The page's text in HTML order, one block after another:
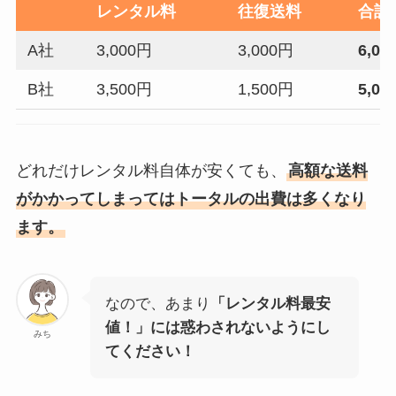
レンタル料 往復送料 合計
A社 3,000円 3,000円
B社 3,500円 1,500円
どれだけレンタル料自体が安くても、 高額な送料
がかかってしまってはトータルの出費は多くなり
ます。
みち
なので、あまり
「レンタル料最安
値！」には惑わされないようにし
てください！